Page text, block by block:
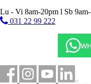
Lu - Vi 8am-20pm l Sb
031 22 99 222